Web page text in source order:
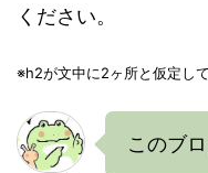
ください。
※h2が文中に2ヶ所と仮定して
このブ